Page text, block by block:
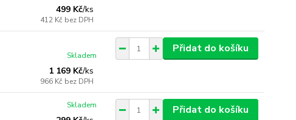
499 Kč/ks
412 Kč bez DPH
1 169 Kč/ks
966 Kč bez DPH
Skladem
Přidat do košíku
Skladem Přidat do košíku